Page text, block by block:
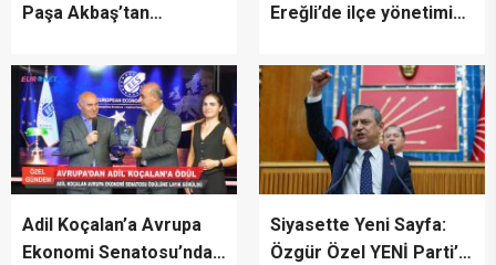
Paşa Akbaş’tan
Ereğli’de ilçe yönetimini
Adil Koçalan’a Avrupa
Ekonomi Senatosu’ndan
Siyasette Yeni Sayfa:
Özgür Özel YENİ Parti’yi